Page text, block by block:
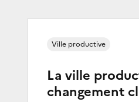
La ville
changement
Ville productive